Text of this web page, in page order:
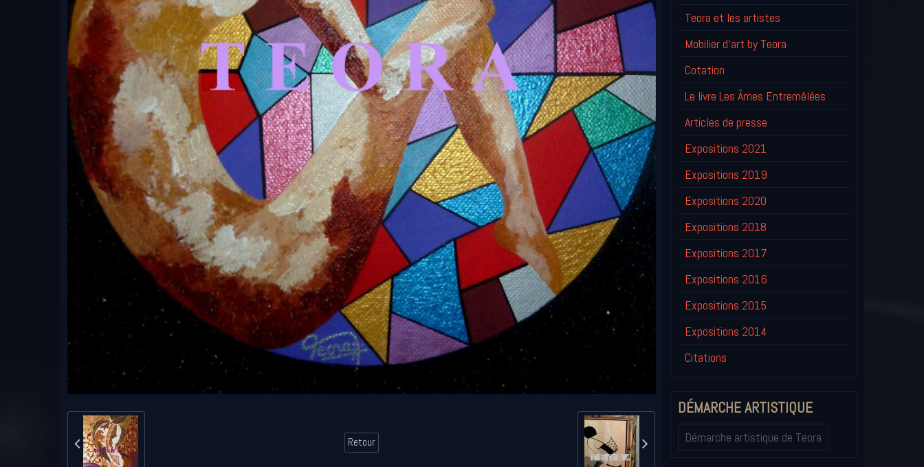
Retour
Teora et les artistes
Mobilier d'art by Teora
Cotation
Le livre Les Âmes Entremêlées
Articles de presse
Expositions 2021
Expositions 2019
Expositions 2020
Expositions 2018
Expositions 2017
Expositions 2016
Expositions 2015
Expositions 2014
Citations
DÉMARCHE ARTISTIQUE
Démarche artistique de Teora